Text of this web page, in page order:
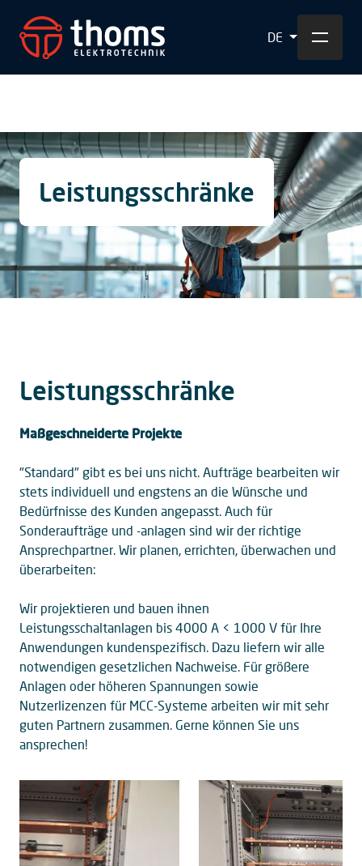
DE
Leistungsschränke
Leistungsschränke
Maßgeschneiderte Projekte
"Standard" gibt es bei uns nicht. Aufträge bearbeiten wir
stets individuell und engstens an die Wünsche und
Bedürfnisse des Kunden angepasst. Auch für
Sonderaufträge und -anlagen sind wir der richtige
Ansprechpartner. Wir planen, errichten, überwachen und
überarbeiten:
Wir projektieren und bauen ihnen
Leistungsschaltanlagen bis 4000 A < 1000 V für Ihre
Anwendungen kundenspezifisch. Dazu liefern wir alle
notwendigen gesetzlichen Nachweise. Für größere
Anlagen oder höheren Spannungen sowie
Nutzerlizenzen für MCC-Systeme arbeiten wir mit sehr
guten Partnern zusammen. Gerne können Sie uns
ansprechen!